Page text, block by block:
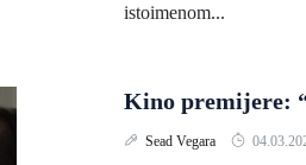
istoimenom...
Kino premijere:
Sead Vegara